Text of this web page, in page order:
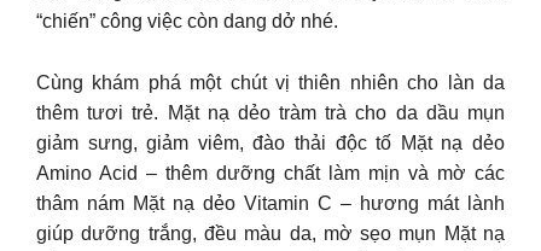
“chiến” công việc còn dang dở nhé.
Cùng khám phá một chút vị thiên nhiên cho làn da
thêm tươi trẻ. Mặt nạ dẻo tràm trà cho da dầu mụn
giảm sưng, giảm viêm, đào thải độc tố Mặt nạ dẻo
Amino Acid – thêm dưỡng chất làm mịn và mờ các
thâm nám Mặt nạ dẻo Vitamin C – hương mát lành
giúp dưỡng trắng, đều màu da, mờ sẹo mụn Mặt nạ